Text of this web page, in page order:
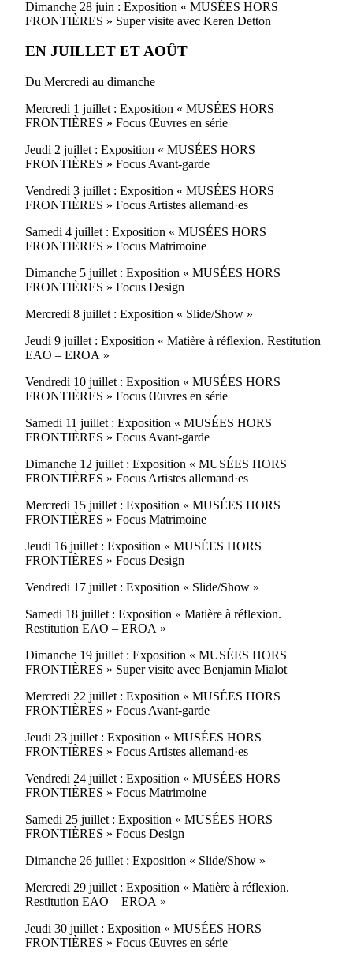
Dimanche 28 juin : Exposition « MUSÉES HORS
FRONTIÈRES » Super visite avec Keren Detton
EN JUILLET ET AOÛT
Du Mercredi au dimanche
Mercredi 1 juillet : Exposition « MUSÉES HORS
FRONTIÈRES » Focus Œuvres en série
Jeudi 2 juillet : Exposition « MUSÉES HORS
FRONTIÈRES » Focus Avant-garde
Vendredi 3 juillet : Exposition « MUSÉES HORS
FRONTIÈRES » Focus Artistes allemand·es
Samedi 4 juillet : Exposition « MUSÉES HORS
FRONTIÈRES » Focus Matrimoine
Dimanche 5 juillet : Exposition « MUSÉES HORS
FRONTIÈRES » Focus Design
Mercredi 8 juillet : Exposition « Slide/Show »
Jeudi 9 juillet : Exposition « Matière à réflexion. Restitution
EAO – EROA »
Vendredi 10 juillet : Exposition « MUSÉES HORS
FRONTIÈRES » Focus Œuvres en série
Samedi 11 juillet : Exposition « MUSÉES HORS
FRONTIÈRES » Focus Avant-garde
Dimanche 12 juillet : Exposition « MUSÉES HORS
FRONTIÈRES » Focus Artistes allemand·es
Mercredi 15 juillet : Exposition « MUSÉES HORS
FRONTIÈRES » Focus Matrimoine
Jeudi 16 juillet : Exposition « MUSÉES HORS
FRONTIÈRES » Focus Design
Vendredi 17 juillet : Exposition « Slide/Show »
Samedi 18 juillet : Exposition « Matière à réflexion.
Restitution EAO – EROA »
Dimanche 19 juillet : Exposition « MUSÉES HORS
FRONTIÈRES » Super visite avec Benjamin Mialot
Mercredi 22 juillet : Exposition « MUSÉES HORS
FRONTIÈRES » Focus Avant-garde
Jeudi 23 juillet : Exposition « MUSÉES HORS
FRONTIÈRES » Focus Artistes allemand·es
Vendredi 24 juillet : Exposition « MUSÉES HORS
FRONTIÈRES » Focus Matrimoine
Samedi 25 juillet : Exposition « MUSÉES HORS
FRONTIÈRES » Focus Design
Dimanche 26 juillet : Exposition « Slide/Show »
Mercredi 29 juillet : Exposition « Matière à réflexion.
Restitution EAO – EROA »
Jeudi 30 juillet : Exposition « MUSÉES HORS
FRONTIÈRES » Focus Œuvres en série